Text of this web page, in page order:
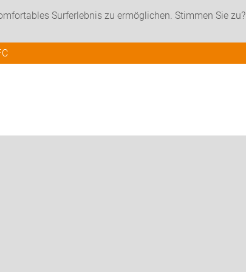
Surferlebnis zu ermöglichen. Stimmen Sie zu?